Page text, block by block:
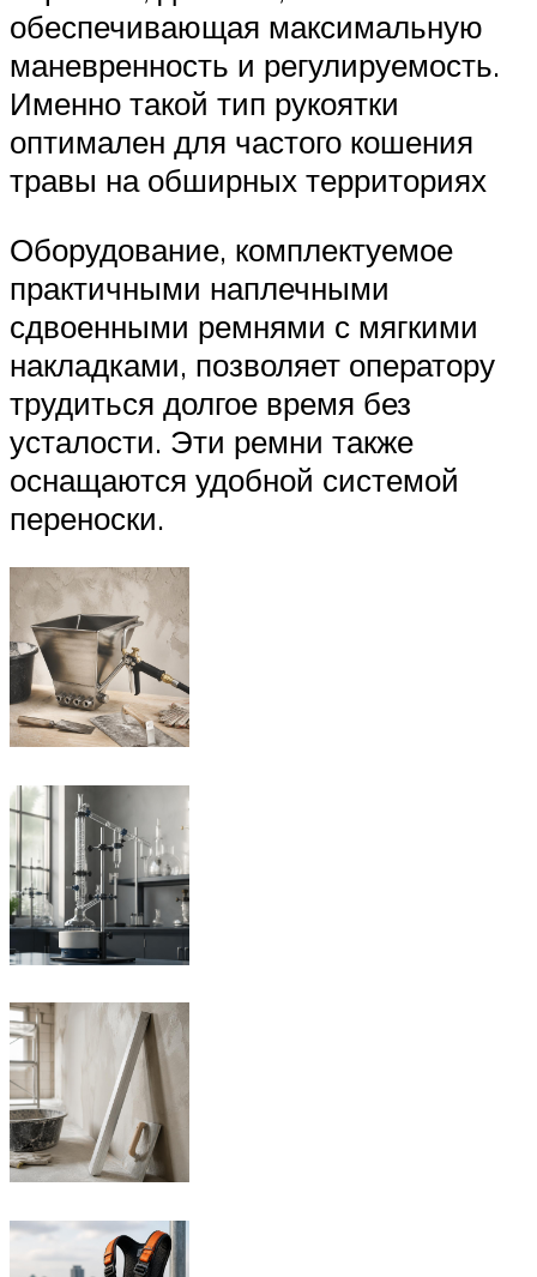
обеспечивающая максимальную
маневренность и регулируемость.
Именно такой тип рукоятки
оптимален для частого кошения
травы на обширных территориях
Оборудование, комплектуемое
практичными наплечными
сдвоенными ремнями с мягкими
накладками, позволяет оператору
трудиться долгое время без
усталости. Эти ремни также
оснащаются удобной системой
переноски.